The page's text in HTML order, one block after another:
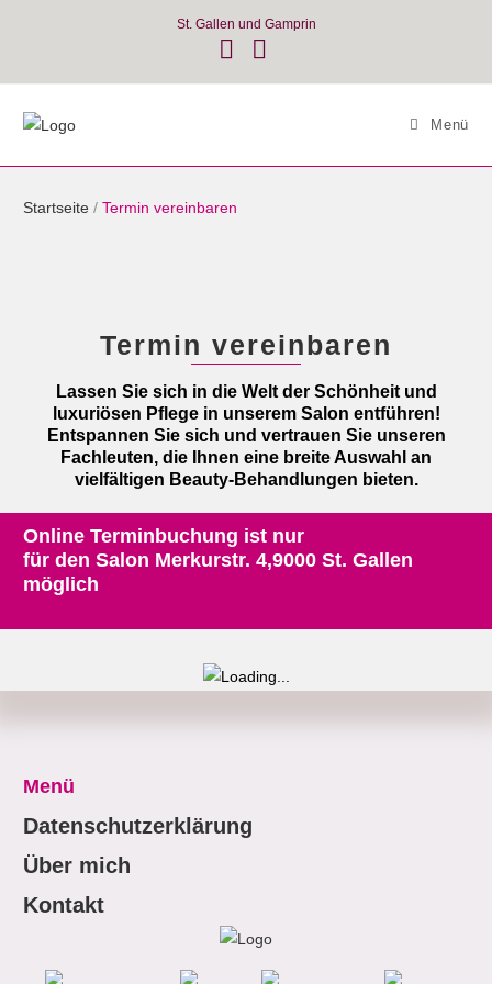
St. Gallen und Gamprin
Menü
Startseite /Termin vereinbaren
Termin vereinbaren
Lassen Sie sich in die Welt der Schönheit und
luxuriösen Pflege in unserem Salon entführen!
Entspannen Sie sich und vertrauen Sie unseren
Fachleuten, die Ihnen eine breite Auswahl an
vielfältigen Beauty-Behandlungen bieten.
Online Terminbuchung ist nur
für den Salon Merkurstr. 4,9000 St. Gallen
möglich
Menü
Datenschutzerklärung
Über mich
Kontakt